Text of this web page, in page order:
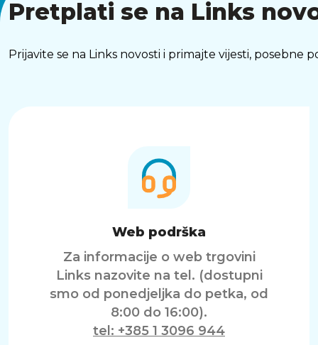
Pretplati se na Links
Prijavite se na Links novosti i primajte vijesti, posebne
Web podrška
Za informacije o web trgovini
Links nazovite na tel. (dostupni
smo od ponedjeljka do petka, od
8:00 do 16:00).
tel: +385 1 3096 944